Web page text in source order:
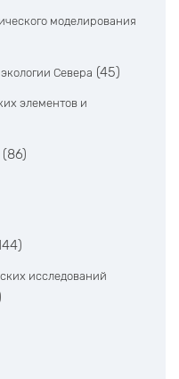
моделирования
Севера (45)
элементов и
(86)
исследований